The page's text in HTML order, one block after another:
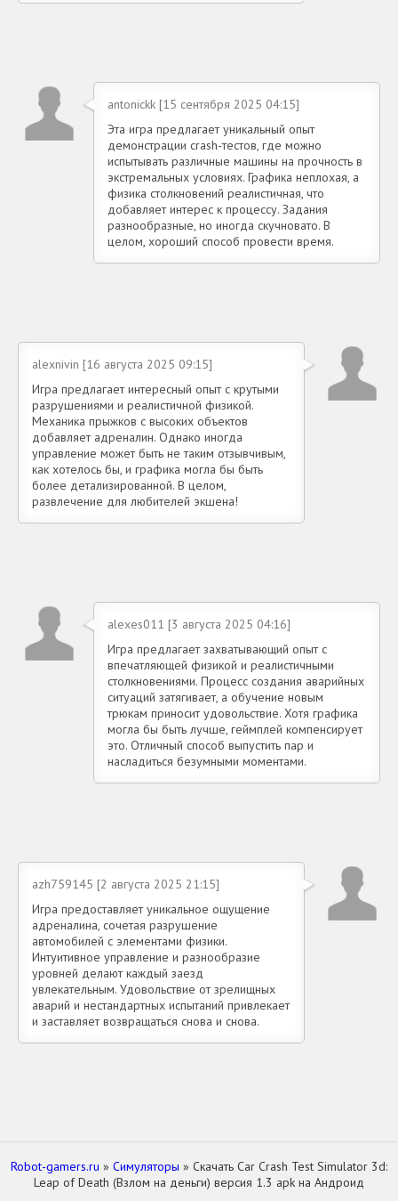
antonickk [15 сентября 2025 04:15]
Эта игра предлагает уникальный опыт
демонстрации crash-тестов, где можно
испытывать различные машины на прочность в
экстремальных условиях. Графика неплохая, а
физика столкновений реалистичная, что
добавляет интерес к процессу. Задания
разнообразные, но иногда скучновато. В
целом, хороший способ провести время.
alexnivin [16 августа 2025 09:15]
Игра предлагает интересный опыт с крутыми
разрушениями и реалистичной физикой.
Механика прыжков с высоких объектов
добавляет адреналин. Однако иногда
управление может быть не таким отзывчивым,
как хотелось бы, и графика могла бы быть
более детализированной. В целом,
развлечение для любителей экшена!
alexes011 [3 августа 2025 04:16]
Игра предлагает захватывающий опыт с
впечатляющей физикой и реалистичными
столкновениями. Процесс создания аварийных
ситуаций затягивает, а обучение новым
трюкам приносит удовольствие. Хотя графика
могла бы быть лучше, геймплей компенсирует
это. Отличный способ выпустить пар и
насладиться безумными моментами.
azh759145 [2 августа 2025 21:15]
Игра предоставляет уникальное ощущение
адреналина, сочетая разрушение
автомобилей с элементами физики.
Интуитивное управление и разнообразие
уровней делают каждый заезд
увлекательным. Удовольствие от зрелищных
аварий и нестандартных испытаний привлекает
и заставляет возвращаться снова и снова.
Robot-gamers.ru » Симуляторы » Скачать Car Crash Test Simulator 3d:
Leap of Death (Взлом на деньги) версия 1.3 apk на Андроид